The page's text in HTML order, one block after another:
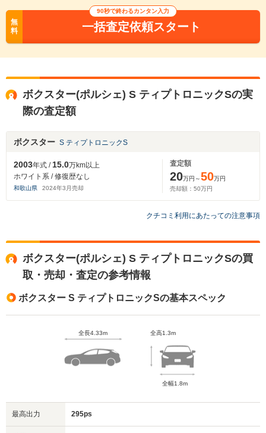
無
料
90秒で終わるカンタン入力
一括査定依頼スタート
ボクスター(ポルシェ) S ティプトロニックSの実
際の査定額
ボクスター S ティプトロニックS
2003年式 /15.0万km以上
ホワイト系 / 修復歴なし
和歌山県 2024年3 月売却
査定額
20万円～50万円
売却額： 50万円
クチコミ利用にあたっての注意事項
ボクスター(ポルシェ) S ティプトロニックSの買
取・売却・査定の参考情報
ボクスター S ティプトロニックSの基本スペック
全長4.33m 全高1.3m
全幅1.8m
最高出力 295ps